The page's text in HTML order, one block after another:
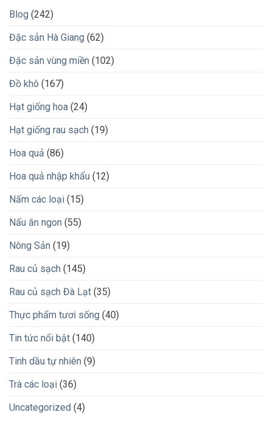
Blog (242)
Đặc sản Hà Giang (62)
Đặc sản vùng miền (102)
Đồ khô (167)
Hạt giống hoa (24)
Hạt giống rau sạch (19)
Hoa quả (86)
Hoa quả nhập khẩu (12)
Nấm các loại (15)
Nấu ăn ngon (55)
Nông Sản (19)
Rau củ sạch (145)
Rau củ sạch Đà Lạt (35)
Thực phẩm tươi sống (40)
Tin tức nổi bật (140)
Tinh dầu tự nhiên (9)
Trà các loại (36)
Uncategorized (4)